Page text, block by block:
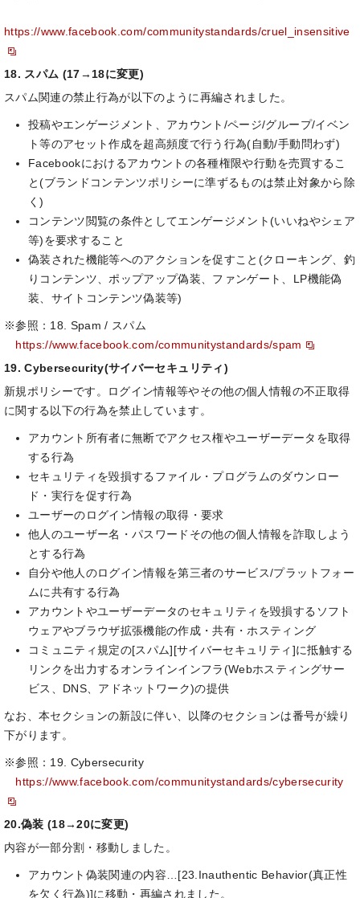
https://www.facebook.com/communitystandards/cruel_insensitive
18. スパム (17→18に変更)
スパム関連の禁止行為が以下のように再編されました。
投稿やエンゲージメント、アカウント/ページ/グループ/イベン
ト等のアセット作成を超高頻度で行う行為(自動/手動問わず)
Facebookにおけるアカウントの各種権限や行動を売買するこ
と(ブランドコンテンツポリシーに準ずるものは禁止対象から除
く)
コンテンツ閲覧の条件としてエンゲージメント(いいねやシェア
等)を要求すること
偽装された機能等へのアクションを促すこと(クローキング、釣
りコンテンツ、ポップアップ偽装、ファンゲート、LP機能偽
装、サイトコンテンツ偽装等)
※参照：18. Spam / スパム
https://www.facebook.com/communitystandards/spam
19. Cybersecurity(サイバーセキュリティ)
新規ポリシーです。ログイン情報等やその他の個人情報の不正取得
に関する以下の行為を禁止しています。
アカウント所有者に無断でアクセス権やユーザーデータを取得
する行為
セキュリティを毀損するファイル・プログラムのダウンロー
ド・実行を促す行為
ユーザーのログイン情報の取得・要求
他人のユーザー名・パスワードその他の個人情報を詐取しよう
とする行為
自分や他人のログイン情報を第三者のサービス/プラットフォー
ムに共有する行為
アカウントやユーザーデータのセキュリティを毀損するソフト
ウェアやブラウザ拡張機能の作成・共有・ホスティング
コミュニティ規定の[スパム][サイバーセキュリティ]に抵触する
リンクを出力するオンラインインフラ(Webホスティングサー
ビス、DNS、アドネットワーク)の提供
なお、本セクションの新設に伴い、以降のセクションは番号が繰り
下がります。
※参照：19. Cybersecurity
https://www.facebook.com/communitystandards/cybersecurity
20.偽装 (18→20に変更)
内容が一部分割・移動しました。
アカウント偽装関連の内容…[23.Inauthentic Behavior(真正性
を欠く行為)]に移動・再編されました。